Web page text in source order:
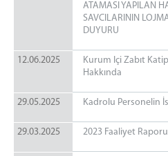
ATAMASI YAPILAN
SAVCILARININ
DUYURU
12.06.2025
Kurum Içi Zabıt
Hakkında
29.05.2025 Kadrolu Personelin
29.03.2025 2023 Faaliyet Raporu